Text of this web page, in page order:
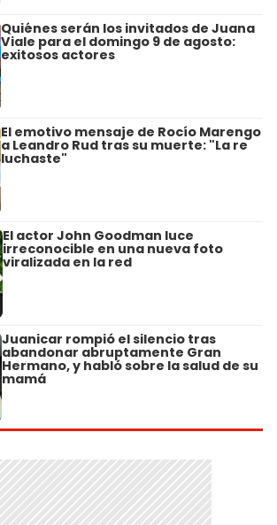
Quiénes serán los invitados de Juana
Viale para el domingo 9 de agosto:
exitosos actores
El emotivo mensaje de Rocío Marengo
a Leandro Rud tras su muerte: "La re
luchaste"
El actor John Goodman luce
irreconocible en una nueva foto
viralizada en la red
Juanicar rompió el silencio tras
abandonar abruptamente Gran
Hermano, y habló sobre la salud de su
mamá